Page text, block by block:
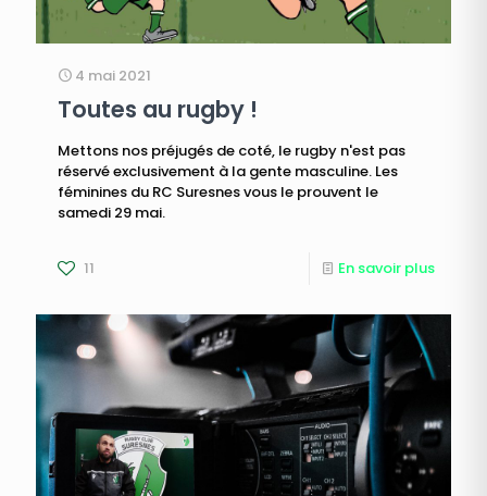
4 mai 2021
Toutes au rugby !
Mettons nos préjugés de coté, le rugby n'est pas
réservé exclusivement à la gente masculine. Les
féminines du RC Suresnes vous le prouvent le
samedi 29 mai.
11 En savoir plus